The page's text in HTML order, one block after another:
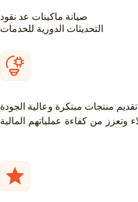
صيانة ماكينات عد نقود
التحديثات الدورية للخدمات
تقديم منتجات مبتكرة وعالية الجودة